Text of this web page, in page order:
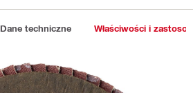
Dane techniczne Właściwości i